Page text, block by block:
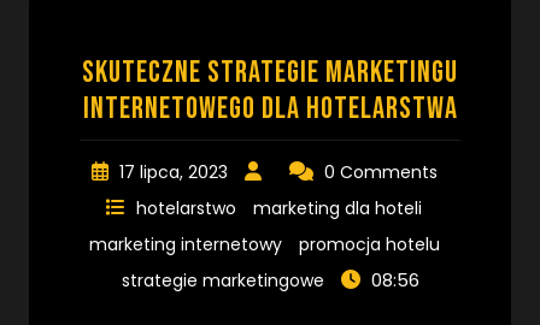
Skuteczne strategie marketingu
internetowego dla hotelarstwa
17 lipca, 2023
0 Comments
hotelarstwo
marketing dla hoteli
marketing internetowy
promocja hotelu
strategie marketingowe
08:56